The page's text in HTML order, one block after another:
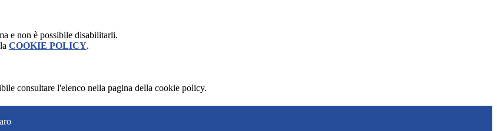
e non è possibile disabilitarli.
COOKIE POLICY.
consultare l'elenco nella pagina della cookie policy.